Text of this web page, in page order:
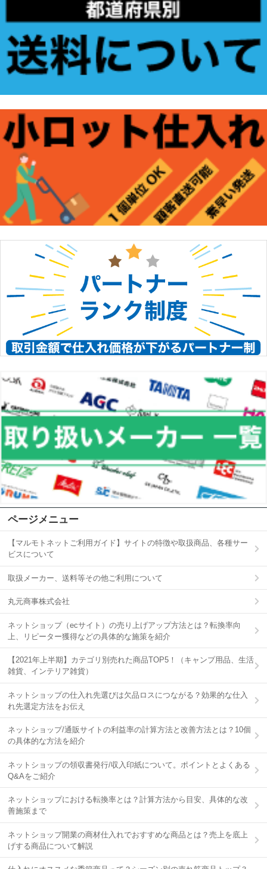
ページメニュー
【マルモトネットご利用ガイド】サイトの特徴や取扱商品、各種サー
ビスについて
取扱メーカー、送料等その他ご利用について
丸元商事株式会社
ネットショップ（ecサイト）の売り上げアップ方法とは？転換率向
上、リピーター獲得などの具体的な施策を紹介
【2021年上半期】カテゴリ別売れた商品TOP5！（キャンプ用品、生活
雑貨、インテリア雑貨）
ネットショップの仕入れ先選びは欠品ロスにつながる？効果的な仕入
れ先選定方法をお伝え
ネットショップ/通販サイトの利益率の計算方法と改善方法とは？10個
の具体的な方法を紹介
ネットショップの領収書発行/収入印紙について。ポイントとよくある
Q&Aをご紹介
ネットショップにおける転換率とは？計算方法から目安、具体的な改
善施策まで
ネットショップ開業の商材仕入れでおすすめな商品とは？売上を底上
げする商品について解説